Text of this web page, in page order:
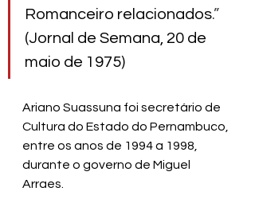
Romanceiro relacionados.”
(Jornal de Semana, 20 de
maio de 1975)
Ariano Suassuna foi secretário de
Cultura do Estado do Pernambuco,
entre os anos de 1994 a 1998,
durante o governo de Miguel
Arraes.